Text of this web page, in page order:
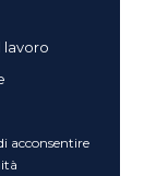
lavoro
acconsentire